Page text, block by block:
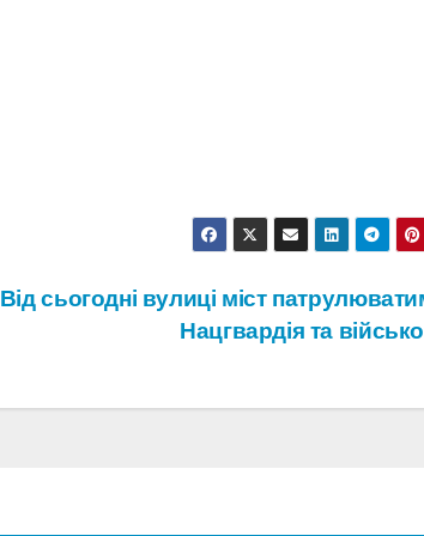
Від сьогодні вулиці міст
Нацгвардія та